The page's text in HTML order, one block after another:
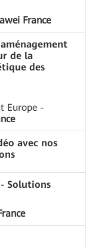
France
de la
des
Europe -
avec nos
Solutions